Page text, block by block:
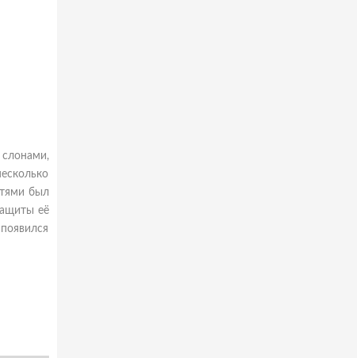
слонами,
был
её